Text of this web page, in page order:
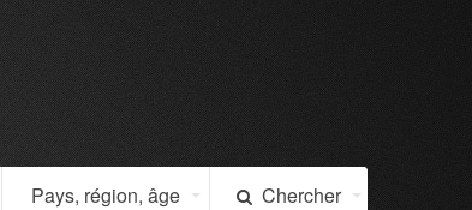
Pays, région, âge Chercher